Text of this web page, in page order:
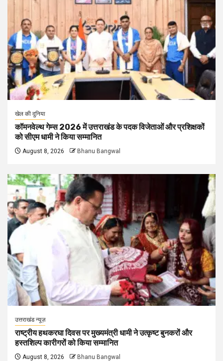
खेल की दुनिया
कॉमनवेल्थ गेम्स 2026 में उत्तराखंड के पदक विजेताओं और प्रशिक्षकों
को सीएम धामी ने किया सम्मानित
August 8, 2026 Bhanu Bangwal
उत्तराखंड न्यूज़
राष्ट्रीय हथकरघा दिवस पर मुख्यमंत्री धामी ने उत्कृष्ट बुनकरों और
हस्तशिल्प कारीगरों को किया सम्मानित
August 8, 2026 Bhanu Bangwal